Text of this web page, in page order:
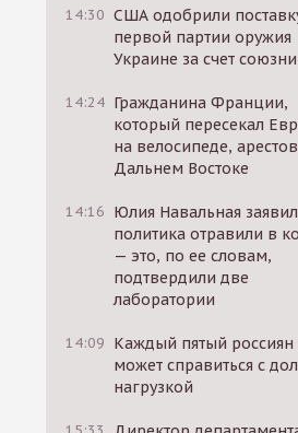
14:30 США одобрили
первой партии оружия
Украине за счет
14:24 Гражданина Франции,
который пересекал
на велосипеде,
Дальнем Востоке
14:16 Юлия Навальная
политика отравили в
— это, по ее словам,
подтвердили две
лаборатории
14:09 Каждый пятый россиян
может справиться с
нагрузкой